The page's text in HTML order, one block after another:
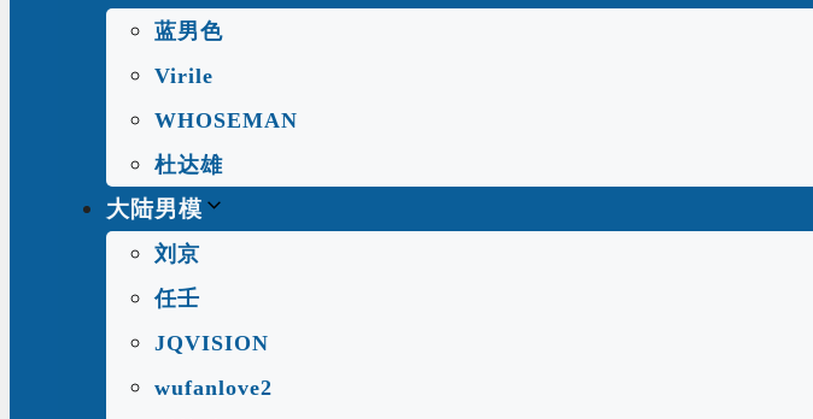
蓝男色
Virile
WHOSEMAN
杜达雄
大陆男模
刘京
任壬
JQVISION
wufanlove2